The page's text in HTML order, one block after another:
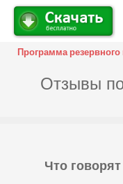
Программа
Отзывы
Что